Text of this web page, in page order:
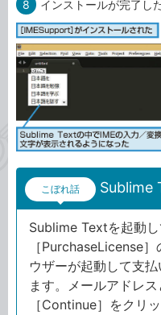
8 インストールが完了し
こぼれ話 Sublime
Sublime Textを起動
［PurchaseLicense
ウザーが起動して支
ます。メールアドレ
［Continue］をクリ